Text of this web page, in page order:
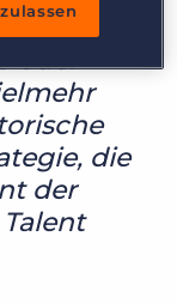
geht es
oder
die
der